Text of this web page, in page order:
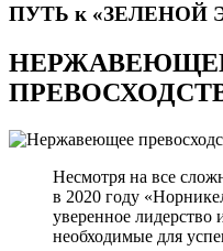
ПУТЬ к «ЗЕЛЕНОЙ
Несмотря на все
в 2020 году
уверенное лидерство
необходимые для